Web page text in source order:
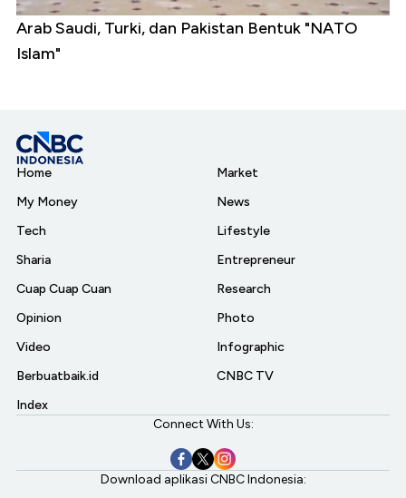
Arab Saudi, Turki, dan Pakistan Bentuk "NATO
Islam"
Home
My Money
Tech
Sharia
Cuap Cuap Cuan
Opinion
Video
Berbuatbaik.id
Index
Market
News
Lifestyle
Entrepreneur
Research
Photo
Infographic
CNBC TV
Connect With Us:
Download aplikasi CNBC Indonesia: